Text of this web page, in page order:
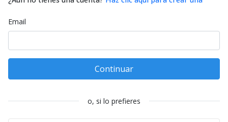
Email
Continuar
o, si lo prefieres